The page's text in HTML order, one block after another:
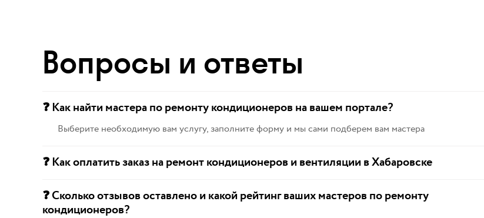
Вопросы и ответы
❓ Как найти мастера по ремонту кондиционеров на вашем портале?
Выберите необходимую вам услугу, заполните форму и мы сами подберем вам мастера
❓ Как оплатить заказ на ремонт кондиционеров и вентиляции в Хабаровске
❓ Сколько отзывов оставлено и какой рейтинг ваших мастеров по ремонту
кондиционеров?